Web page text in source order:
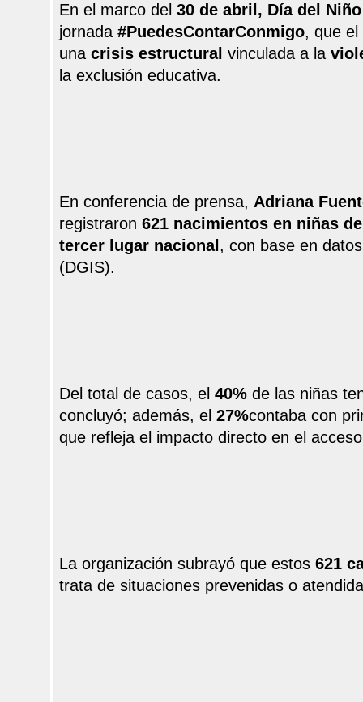
En el marco del 30 de abril, Día del
jornada #PuedesContarConmigo, que el
una crisis estructural vinculada a la
la exclusión educativa.
En conferencia de prensa, Adriana
registraron 621 nacimientos en niñas
tercer lugar nacional , con base en
(DGIS).
Del total de casos, el 40% de las niñas
concluyó; además, el 27%contaba con
que refleja el impacto directo en el
La organización subrayó que estos 621
trata de situaciones prevenidas o